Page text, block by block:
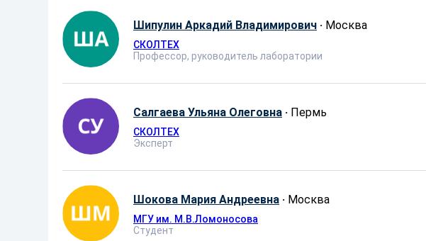
Шипулин Аркадий Владимирович · Москва
СКОЛТЕХ
Профессор, руководитель лаборатории
Салгаева Ульяна Олеговна · Пермь
СКОЛТЕХ
Эксперт
Шокова Мария Андреевна · Москва
МГУ им. М.В.Ломоносова
Студент